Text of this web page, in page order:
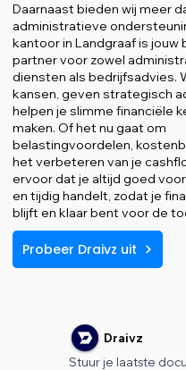
Daarnaast bieden wij meer
administratieve
kantoor in Landgraaf is jouw
partner voor zowel
diensten als bedrijfsadvies.
kansen, geven strategisch
helpen je slimme financiële
maken. Of het nu gaat om
belastingvoordelen,
het verbeteren van je
ervoor dat je altijd goed
en tijdig handelt, zodat je
blijft en klaar bent voor de
Probeer Draivz uit
Draivz
Stuur je laatste